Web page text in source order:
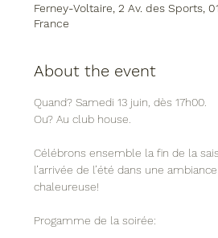
Ferney-Voltaire, 2 Av. des Sports,
France
About the event
Quand? Samedi 13 juin, dès 17h00.
Ou? Au club house.
Célébrons ensemble la fin de la
l’arrivée de l’été dans une ambiance
chaleureuse!
Progamme de la soirée: